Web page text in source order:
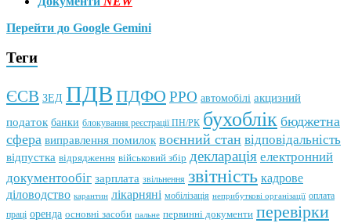
Перейти до Google Gemini
Теги
ЄСВ ЗЕД ПДВ ПДФО РРО автомобілі акцизний
податок банки блокування реєстрації ПН/РК бухоблік бюджетна
сфера виправлення помилок воєнний стан відповідальність
відпустка відрядження військовий збір декларація електронний
документообіг зарплата звільнення звітність кадрове
діловодство карантин лікарняні мобілізація неприбуткові організації оплата
праці оренда основні засоби пальне первинні документи перевірки